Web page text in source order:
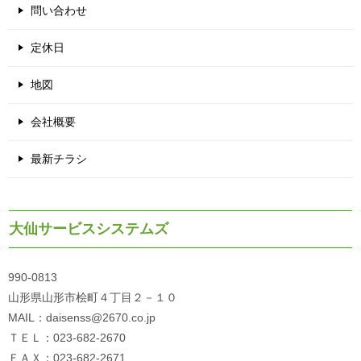
問い合わせ
定休日
地図
会社概要
最新チラシ
大仙サービスシステムズ
990-0813
山形県山形市桧町４丁目２－１０
MAIL：daisenss@2670.co.jp
ＴＥＬ：023-682-2670
ＦＡＸ：023-682-2671